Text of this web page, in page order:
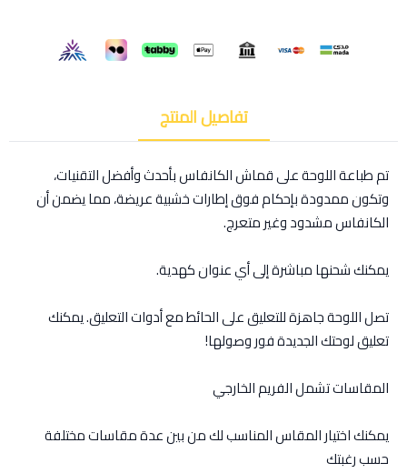
تفاصيل المنتج
تم طباعة اللوحة على قماش الكانفاس بأحدث وأفضل التقنيات،
وتكون ممدودة بإحكام فوق إطارات خشبية عريضة، مما يضمن أن
الكانفاس مشدود وغير متعرج.
يمكنك شحنها مباشرة إلى أي عنوان كهدية.
تصل اللوحة جاهزة للتعليق على الحائط مع أدوات التعليق. يمكنك
تعليق لوحتك الجديدة فور وصولها!
المقاسات تشمل الفريم الخارجي
يمكنك اختيار المقاس المناسب لك من بين عدة مقاسات مختلفة
حسب رغبتك